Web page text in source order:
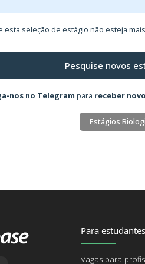
seleção de estágio não esteja
Pesquise novos
nos no Telegram para receber
Estágios
Para
Vagas para